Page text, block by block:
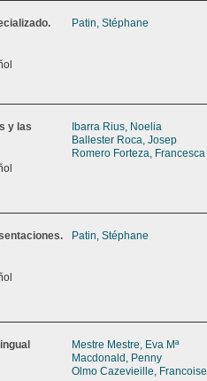
Patin, Stéphane
y las
Ibarra Rius, Noelia
Ballester Roca, Josep
Romero Forteza, Francesca
Patin, Stéphane
Mestre Mestre, Eva Mª
Macdonald, Penny
Olmo Cazevieille, Francoise